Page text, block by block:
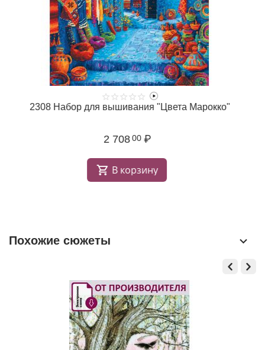
2308 Набор для вышивания "Цвета Марокко"
2 708 00 ₽
В корзину
Похожие сюжеты